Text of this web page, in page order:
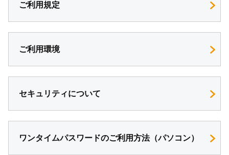
ご利用規定
ご利用環境
セキュリティについて
ワンタイムパスワードのご利用方法（パソコン）